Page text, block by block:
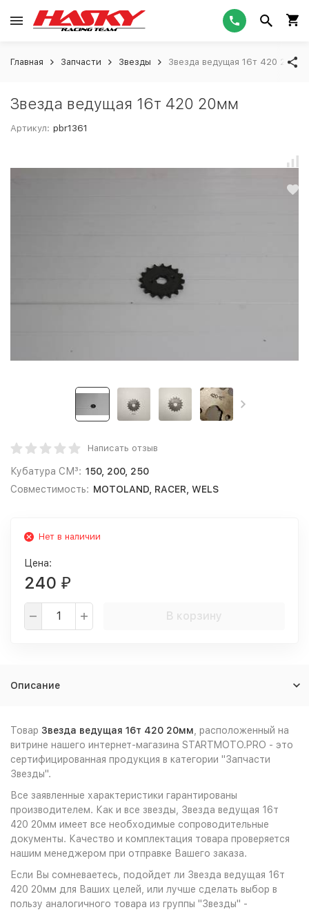
Главная Запчасти Звезды Звезда ведущая 16т 420 20мм
Звезда ведущая 16т 420 20мм
Артикул: pbr1361
Написать отзыв
Кубатура СМ³: 150, 200, 250
Совместимость: MOTOLAND, RACER, WELS
Нет в наличии
Цена:
240 ₽
В корзину
Описание
Товар Звезда ведущая 16т 420 20мм , расположенный на
витрине нашего интернет-магазина STARTMOTO.PRO - это
сертифицированная продукция в категории "Запчасти
Звезды".
Все заявленные характеристики гарантированы
производителем. Как и все звезды, Звезда ведущая 16т
420 20мм имеет все необходимые сопроводительные
документы. Качество и комплектация товара проверяется
нашим менеджером при отправке Вашего заказа.
Если Вы сомневаетесь, подойдет ли Звезда ведущая 16т
420 20мм для Ваших целей, или лучше сделать выбор в
пользу аналогичного товара из группы "Звезды" -